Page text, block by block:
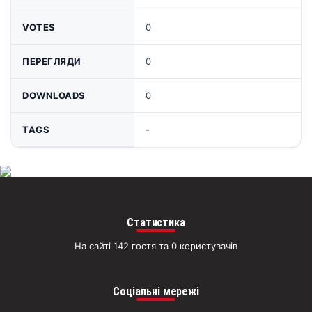
VOTES 0
ПЕРЕГЛЯДИ 0
DOWNLOADS 0
TAGS -
Статистика
На сайті 142 гостя та 0 користувачів
Соціальні мережі